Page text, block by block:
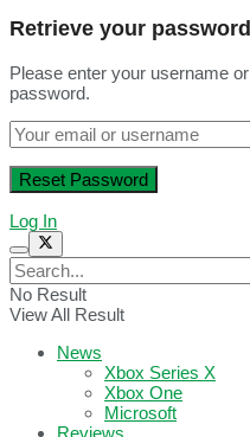
Retrieve your password
Please enter your username
password.
Log In
No Result
View All Result
News
Xbox Series X
Xbox One
Microsoft